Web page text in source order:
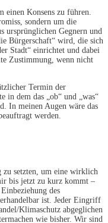
einen Konsens zu führen.
sondern um die
ursprünglichen Gegnern und
Bürgerschaft“ wird, die sich
Stadt“ einrichtet und dabei
Zustimmung, wenn nicht
Termin der
in dem das „ob“ und „was“
In meinen Augen wäre das
werden.
setzten, um eine wirklich
bis jetzt zu kurz kommt –
des
ist. Jeder Eingriff
Klimaschutz abgeglichen
wie bisher. Wir sind